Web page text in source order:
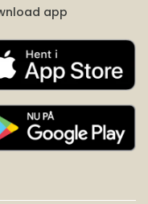
app